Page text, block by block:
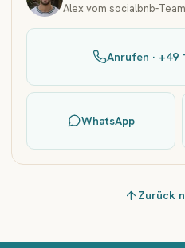
Alex vom socialbnb-
Anrufen · +49
WhatsApp
Zurück